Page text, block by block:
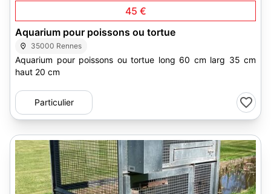
45 €
Aquarium pour poissons ou tortue
35000 Rennes
Aquarium pour poissons ou tortue long 60 cm larg 35 cm
haut 20 cm
Particulier